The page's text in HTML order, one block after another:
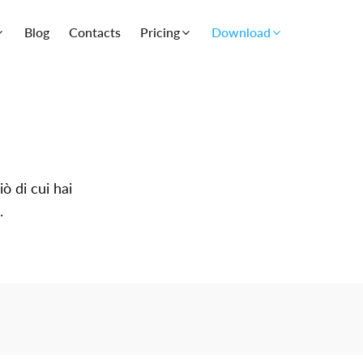
Blog Contacts Pricing Download
di cui hai